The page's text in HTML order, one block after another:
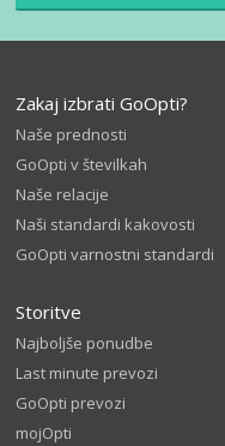
Zakaj izbrati GoOpti?
Naše prednosti
GoOpti v številkah
Naše relacije
Naši standardi kakovosti
GoOpti varnostni standardi
Storitve
Najboljše ponudbe
Last minute prevozi
GoOpti prevozi
mojOpti